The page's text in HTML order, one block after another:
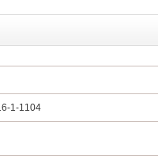
1-1104